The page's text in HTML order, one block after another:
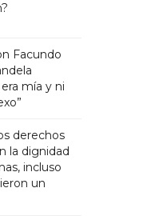
Facundo
mía y ni
derechos
la dignidad
incluso
un